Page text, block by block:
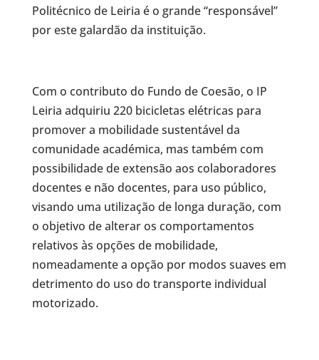
Politécnico de Leiria é o grande “responsável”
por este galardão da instituição.
Com o contributo do Fundo de Coesão, o IP
Leiria adquiriu 220 bicicletas elétricas para
promover a mobilidade sustentável da
comunidade académica, mas também com
possibilidade de extensão aos colaboradores
docentes e não docentes, para uso público,
visando uma utilização de longa duração, com
o objetivo de alterar os comportamentos
relativos às opções de mobilidade,
nomeadamente a opção por modos suaves em
detrimento do uso do transporte individual
motorizado.